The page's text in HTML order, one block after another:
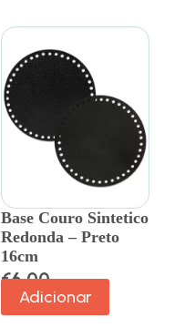
Base Couro Sintetico
Redonda – Preto
16cm
€6.00
Adicionar